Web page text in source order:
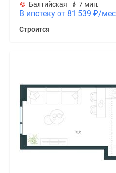
Балтийская
7 мин.
В ипотеку от 81 539 ₽/мес
Строится